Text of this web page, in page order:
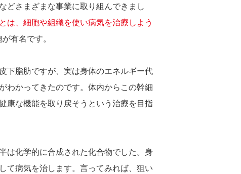
どさまざまな事業に取り組んできまし
は、細胞や組織を使い病気を治療しよう
有名です。
下脂肪ですが、実は身体のエネルギー代
わかってきたのです。体内からこの幹細
康な機能を取り戻そうという治療を目指
は化学的に合成された化合物でした。身
て病気を治します。言ってみれば、狙い